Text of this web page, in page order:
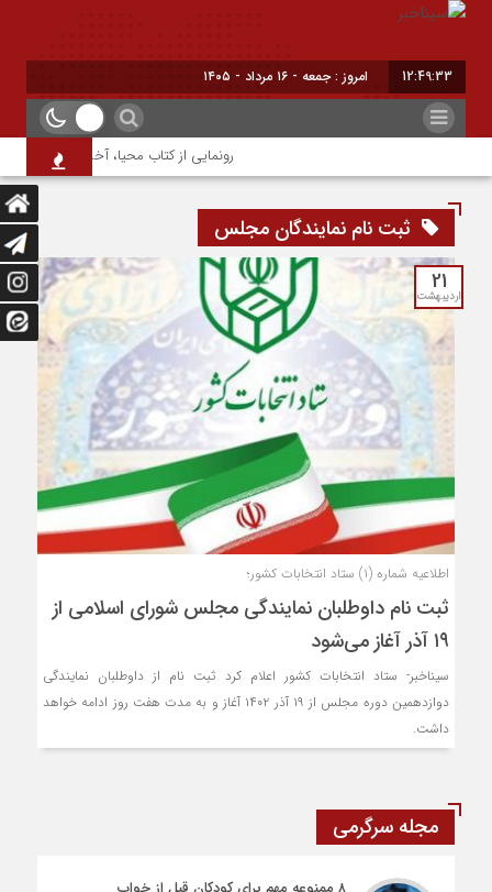
12:49:33 امروز : جمعه - ۱۶ مرداد - ۱۴۰۵
رونمایی از کتاب محیا، آخرین اثر
ثبت نام نمایندگان مجلس
21
اردیبهشت
اطلاعیه شماره (۱) ستاد انتخابات کشور؛
ثبت نام داوطلبان نمایندگی مجلس شورای اسلامی از
۱۹ آذر آغاز می‌شود
سیناخبر- ستاد انتخابات کشور اعلام کرد ثبت نام از داوطلبان نمایندگی
دوازدهمین دوره مجلس از ۱۹ آذر ۱۴۰۲ آغاز و به مدت هفت روز ادامه خواهد
داشت.
مجله سرگرمی